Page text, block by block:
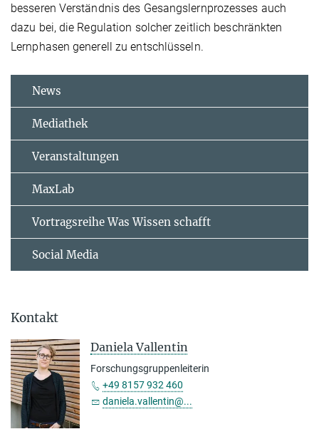
besseren Verständnis des Gesangslernprozesses auch
dazu bei, die Regulation solcher zeitlich beschränkten
Lernphasen generell zu entschlüsseln.
News
Mediathek
Veranstaltungen
MaxLab
Vortragsreihe Was Wissen schafft
Social Media
Kontakt
Daniela Vallentin
Forschungsgruppenleiterin
+49 8157 932 460
daniela.vallentin@...